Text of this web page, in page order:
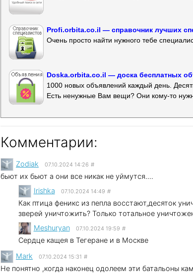
Profi.orbita.co.il — справочник лучших
Очень просто найти нужного тебе
Doska.orbita.co.il — доска бесплатных
1000 новых объявлений каждый день.
Есть ненужные Вам вещи? Они кому-то
Комментарии:
Zodiak 07.10.2024 14:26 #
бьют их бьют а они все никак не уймутся....
Irishka 07.10.2024 14:49 #
Как птица феникс из пепла восстают,десяток
зверей уничтожить? Только тотальное
Meshuryan 07.10.2024 19:59 #
Сердце кащея в Тегеране и в Москве
Mark 07.10.2024 15:31 #
Не понятно ,когда наконец одолеем эти батальоны